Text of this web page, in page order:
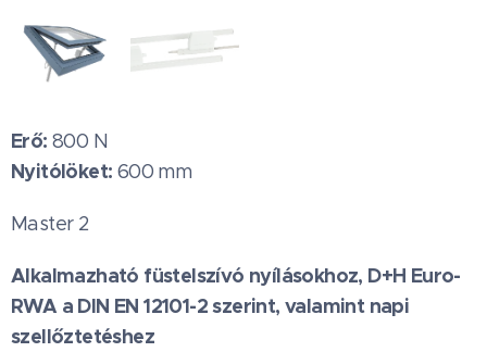
Erő: 800 N
Nyitólöket: 600 mm
Master 2
Alkalmazható füstelszívó nyílásokhoz, D+H Euro-
RWA a DIN EN 12101-2 szerint, valamint napi
szellőztetéshez